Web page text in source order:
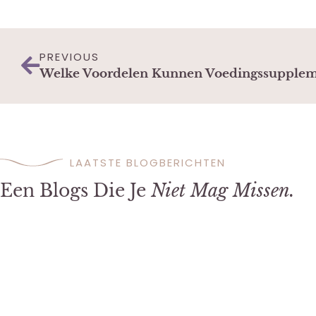
PREVIOUS
Welke Voordelen Kunnen
LAATSTE BLOGBERICHTEN
Een Blogs Die Je Niet Mag Missen.